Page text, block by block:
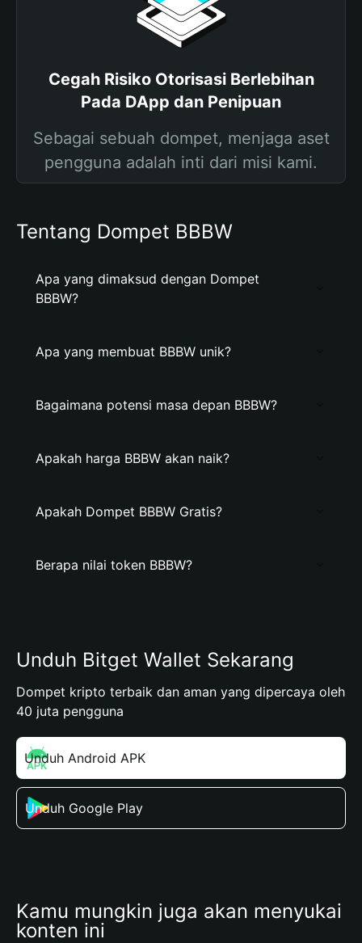
Cegah Risiko Otorisasi Berlebihan
Pada DApp dan Penipuan
Sebagai sebuah dompet, menjaga aset
pengguna adalah inti dari misi kami.
Tentang Dompet BBBW
Apa yang dimaksud dengan Dompet
BBBW?
Apa yang membuat BBBW unik?
Bagaimana potensi masa depan BBBW?
Apakah harga BBBW akan naik?
Apakah Dompet BBBW Gratis?
Berapa nilai token BBBW?
Unduh Bitget Wallet Sekarang
Dompet kripto terbaik dan aman yang dipercaya oleh
40 juta pengguna
Unduh Android APK
Unduh Google Play
Kamu mungkin juga akan menyukai
konten ini